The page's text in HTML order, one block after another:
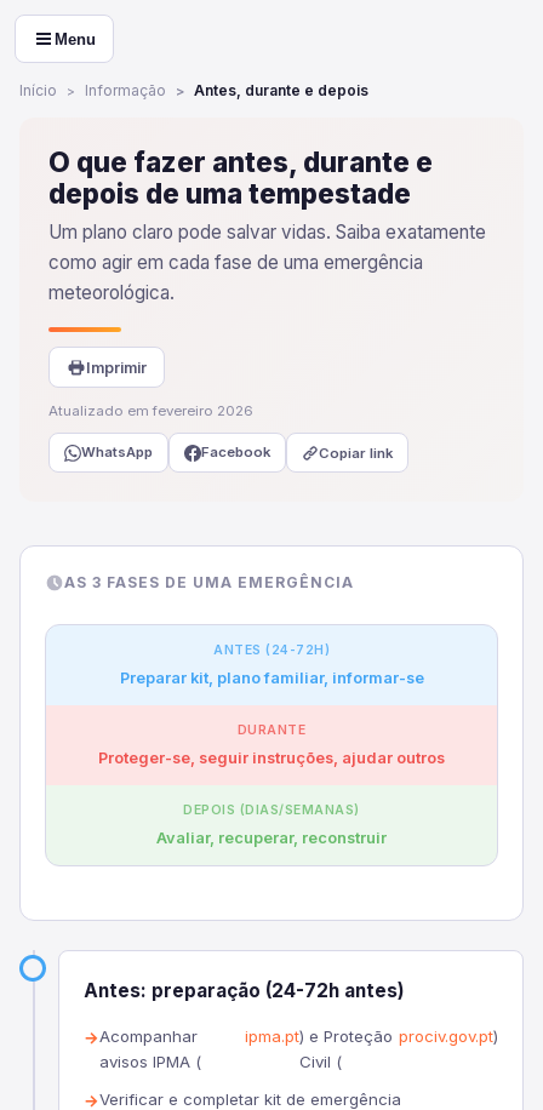
Menu
Início Informação Antes, durante e depois
O que fazer antes, durante e
depois de uma tempestade
Um plano claro pode salvar vidas. Saiba exatamente
como agir em cada fase de uma emergência
meteorológica.
Imprimir
Atualizado em fevereiro 2026
WhatsApp Facebook Copiar link
AS 3 FASES DE UMA EMERGÊNCIA
ANTES (24-72H)
Preparar kit, plano familiar, informar-se
DURANTE
Proteger-se, seguir instruções, ajudar outros
DEPOIS (DIAS/SEMANAS)
Avaliar, recuperar, reconstruir
Antes: preparação (24-72h antes)
Acompanhar
avisos IPMA (
ipma.pt) e Proteção
Civil (
prociv.gov.pt)
Verificar e completar kit de emergência